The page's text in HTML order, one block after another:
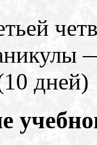
дней)